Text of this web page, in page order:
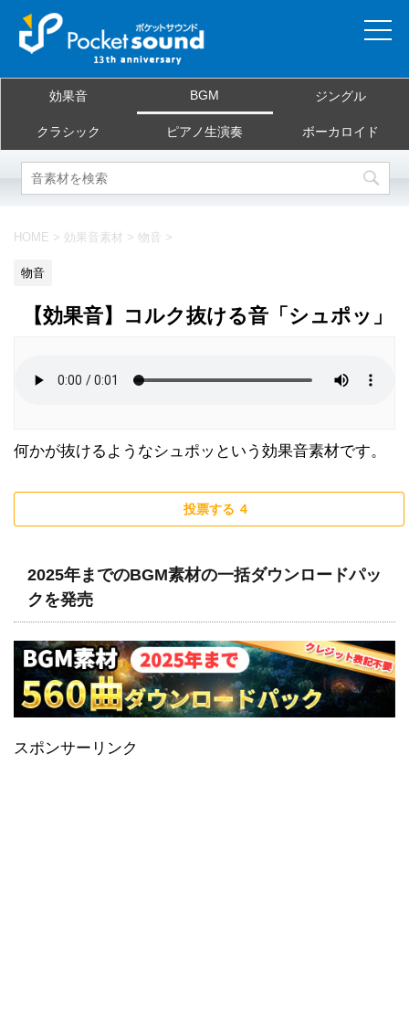
当サイトについて
ご利用規約
お問合せ
効果音 BGM ジングル
クラシック ピアノ生演奏 ボーカロイド
HOME > 効果音素材 > 物音 >
物音
【効果音】コルク抜ける音「シュポッ」
何かが抜けるようなシュポッという効果音素材です。
投票する 4
2025年までのBGM素材の一括ダウンロードパッ
クを発売
スポンサーリンク